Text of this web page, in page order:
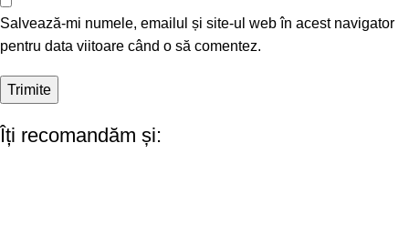
Salvează-mi numele, emailul și site-ul web în acest navigator
pentru data viitoare când o să comentez.
Îți recomandăm și: